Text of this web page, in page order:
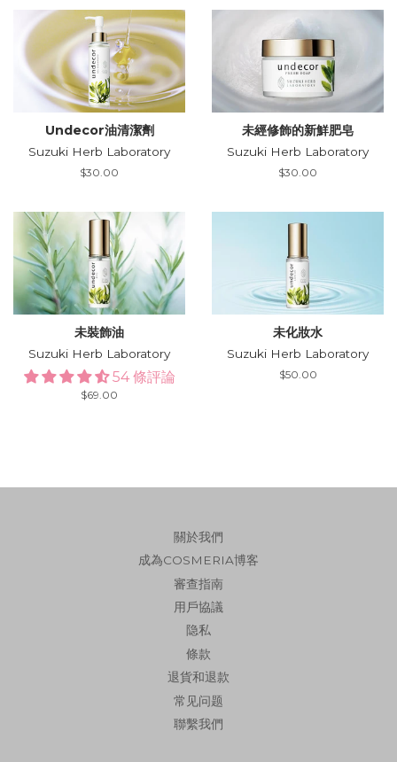
Undecor油清潔劑
Suzuki Herb Laboratory
Regular
$30.00
未經修飾的新鮮肥皂
Suzuki Herb Laboratory
Regular
$30.00
未裝飾油
Suzuki Herb Laboratory
54 條評論
Regular
$69.00
未化妝水
Suzuki Herb Laboratory
Regular
$50.00
關於我們
成為COSMERIA博客
審查指南
用戶協議
隐私
條款
退貨和退款
常见问题
聯繫我們